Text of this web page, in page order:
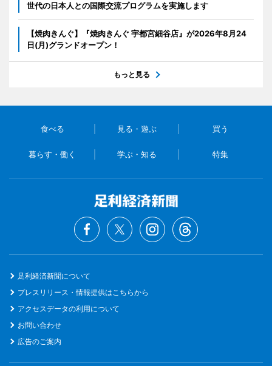
世代の日本人との国際交流プログラムを実施します
【焼肉きんぐ】『焼肉きんぐ 宇都宮細谷店』が2026年8月24
日(月)グランドオープン！
もっと見る
食べる 見る・遊ぶ 買う
暮らす・働く 学ぶ・知る 特集
足利経済新聞について
プレスリリース・情報提供はこちらから
アクセスデータの利用について
お問い合わせ
広告のご案内